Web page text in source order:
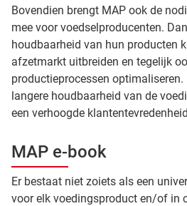
Bovendien brengt MAP ook de
mee voor voedselproducenten.
houdbaarheid van hun producten
afzetmarkt uitbreiden en tegelijk
productieprocessen
langere houdbaarheid van de
een verhoogde
MAP e-book
Er bestaat niet zoiets als een
voor elk voedingsproduct en/of in